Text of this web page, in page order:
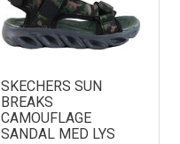
SKECHERS SUN
BREAKS
CAMOUFLAGE
SANDAL MED LYS